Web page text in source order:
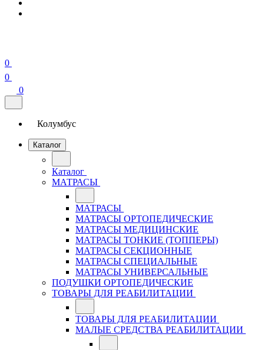
0
0
0
Колумбус
Каталог
Каталог
МАТРАСЫ
МАТРАСЫ
МАТРАСЫ ОРТОПЕДИЧЕСКИЕ
МАТРАСЫ МЕДИЦИНСКИЕ
МАТРАСЫ ТОНКИЕ (ТОППЕРЫ)
МАТРАСЫ СЕКЦИОННЫЕ
МАТРАСЫ СПЕЦИАЛЬНЫЕ
МАТРАСЫ УНИВЕРСАЛЬНЫЕ
ПОДУШКИ ОРТОПЕДИЧЕСКИЕ
ТОВАРЫ ДЛЯ РЕАБИЛИТАЦИИ
ТОВАРЫ ДЛЯ РЕАБИЛИТАЦИИ
МАЛЫЕ СРЕДСТВА РЕАБИЛИТАЦИИ